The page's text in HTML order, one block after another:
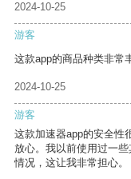
2024-10-25
游客
这款app的商品种类非常
2024-10-25
游客
这款加速器app的安全性
放心。我以前使用过一
情况，这让我非常担心。